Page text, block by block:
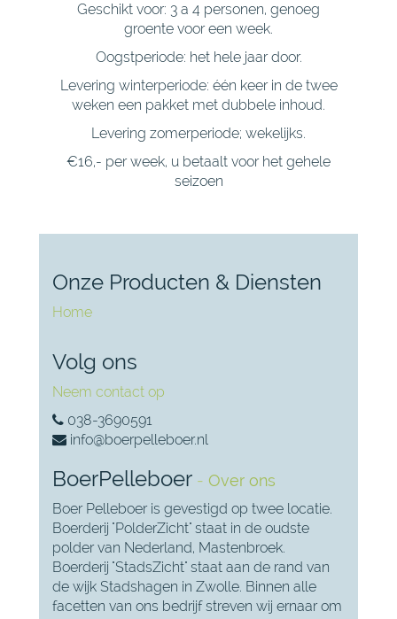
Geschikt voor: 3 a 4 personen, genoeg
groente voor een week.
Oogstperiode: het hele jaar door.
Levering winterperiode: één keer in de twee
weken een pakket met dubbele inhoud.
Levering zomerperiode; wekelijks.
€16,- per week, u betaalt voor het gehele
seizoen
Onze Producten & Diensten
Home
Volg ons
Neem contact op
038-3690591
info@boerpelleboer.nl
BoerPelleboer - Over ons
Boer Pelleboer is gevestigd op twee locatie.
Boerderij "PolderZicht" staat in de oudste
polder van Nederland, Mastenbroek.
Boerderij "StadsZicht" staat aan de rand van
de wijk Stadshagen in Zwolle. Binnen alle
facetten van ons bedrijf streven wij ernaar om